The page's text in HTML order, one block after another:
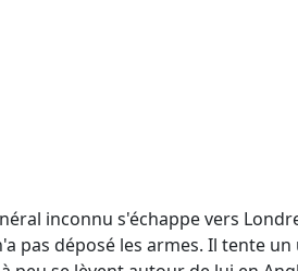
inconnu s'échappe vers
pas déposé les armes. Il tente